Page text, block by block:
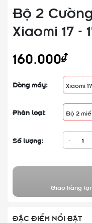
Bộ 2
Xiaomi 17 -
160.000₫
Dòng máy: Xiaomi
Phân loại: Bộ 2
Số lượng: -
Giao hàng
ĐẶC ĐIỂM NỔI BẬT